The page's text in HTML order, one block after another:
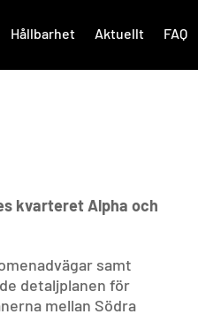
Hållbarhet Aktuellt FAQ
kvarteret Alpha och
samt
detaljplanen för
mellan Södra